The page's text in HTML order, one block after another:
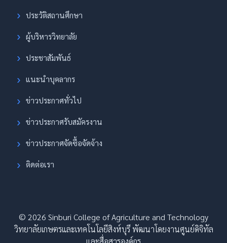
ประวัติสถานศึกษา
ผู้บริหารวิทยาลัย
ประชาสัมพันธ์
แนะนำบุคลากร
ข่าวประกาศทั่วไป
ข่าวประกาศรับสมัครงาน
ข่าวประกาศจัดซื้อจัดจ้าง
ติดต่อเรา
© 2026 Sinburi College of Agriculture and Technology
วิทยาลัยเกษตรและเทคโนโลยีสิงห์บุรี พัฒนาโดยงานศูนย์ดิจิทัล